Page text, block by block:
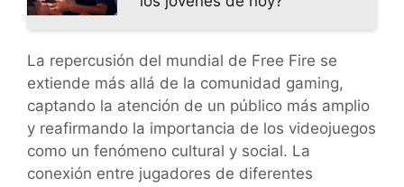
La repercusión del mundial de Free Fire se
extiende más allá de la comunidad gaming,
captando la atención de un público más amplio
y reafirmando la importancia de los videojuegos
como un fenómeno cultural y social. La
conexión entre jugadores de diferentes